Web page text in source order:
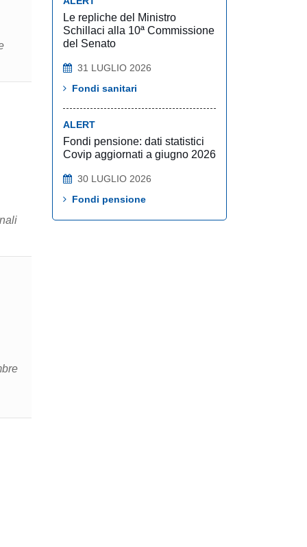
Le repliche del Ministro
Schillaci alla 10ª Commissione
del Senato
31 LUGLIO 2026
Fondi sanitari
ALERT
Fondi pensione: dati statistici
Covip aggiornati a giugno 2026
30 LUGLIO 2026
Fondi pensione